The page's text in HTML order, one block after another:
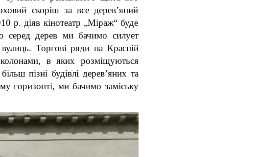
скоріш за все дерев’яний
р. діяв кінотеатр „Міраж“ буде
серед дерев ми бачимо силует
вулиць. Торгові ряди на Красній
в яких розміщуються
пізні будівлі дерев’яних та
горизонті, ми бачимо заміську